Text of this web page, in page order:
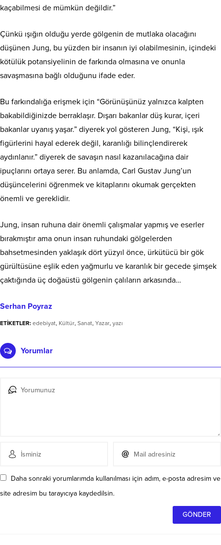
kaçabilmesi de mümkün değildir.”
Çünkü ışığın olduğu yerde gölgenin de mutlaka olacağını
düşünen Jung, bu yüzden bir insanın iyi olabilmesinin, içindeki
kötülük potansiyelinin de farkında olmasına ve onunla
savaşmasına bağlı olduğunu ifade eder.
Bu farkındalığa erişmek için “Görünüşünüz yalnızca kalpten
bakabildiğinizde berraklaşır. Dışarı bakanlar düş kurar, içeri
bakanlar uyanış yaşar.” diyerek yol gösteren Jung, “Kişi, ışık
figürlerini hayal ederek değil, karanlığı bilinçlendirerek
aydınlanır.” diyerek de savaşın nasıl kazanılacağına dair
ipuçlarını ortaya serer. Bu anlamda, Carl Gustav Jung’un
düşüncelerini öğrenmek ve kitaplarını okumak gerçekten
önemli ve gereklidir.
Jung, insan ruhuna dair önemli çalışmalar yapmış ve eserler
bırakmıştır ama onun insan ruhundaki gölgelerden
bahsetmesinden yaklaşık dört yüzyıl önce, ürkütücü bir gök
gürültüsüne eşlik eden yağmurlu ve karanlık bir gecede şimşek
çaktığında üç doğaüstü gölgenin çalıların arkasında…
Serhan Poyraz
ETİKETLER: edebiyat, Kültür, Sanat, Yazar, yazı
Yorumlar
Daha sonraki yorumlarımda kullanılması için adım, e-posta adresim ve
site adresim bu tarayıcıya kaydedilsin.